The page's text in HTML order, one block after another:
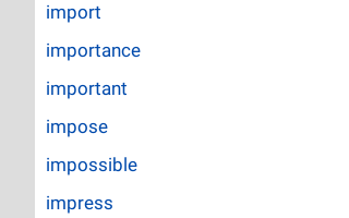
import
importance
important
impose
impossible
impress